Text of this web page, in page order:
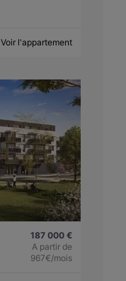
Voir l'appartement
187 000 €
A partir de
967€/mois